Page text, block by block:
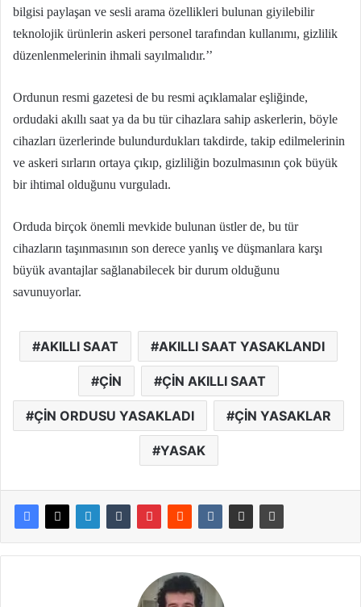
bilgisi paylaşan ve sesli arama özellikleri bulunan giyilebilir
teknolojik ürünlerin askeri personel tarafından kullanımı, gizlilik
düzenlenmelerinin ihmali sayılmalıdır.’’
Ordunun resmi gazetesi de bu resmi açıklamalar eşliğinde,
ordudaki akıllı saat ya da bu tür cihazlara sahip askerlerin, böyle
cihazları üzerlerinde bulundurdukları takdirde, takip edilmelerinin
ve askeri sırların ortaya çıkıp, gizliliğin bozulmasının çok büyük
bir ihtimal olduğunu vurguladı.
Orduda birçok önemli mevkide bulunan üstler de, bu tür
cihazların taşınmasının son derece yanlış ve düşmanlara karşı
büyük avantajlar sağlanabilecek bir durum olduğunu
savunuyorlar.
AKILLI SAAT AKILLI SAAT YASAKLANDI
ÇİN ÇİN AKILLI SAAT
ÇİN ORDUSU YASAKLADI ÇİN YASAKLAR
YASAK